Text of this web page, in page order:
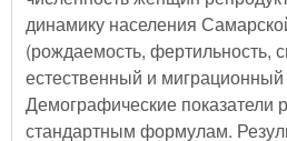
динамику населения
(рождаемость, фертильность,
естественный и миграционный
Демографические показатели
стандартным формулам.